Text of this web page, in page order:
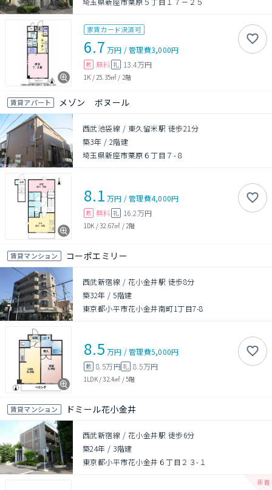
家賃カード決済可
6.7 万円 /管理費3,000円
敷 無料 礼 13.4万円
1K /25.35㎡ / 2階
賃貸アパート メゾン ボヌール
西武池袋線 / 東久留米駅 徒歩21分
築3年 / 2階建
埼玉県新座市栗原６丁目７-８
8.1 万円 /管理費4,000円
敷 無料 礼 16.2万円
1DK /32.67㎡ / 2階
賃貸マンション コーポエミリー
西武新宿線 / 花小金井駅 徒歩8分
築32年 /5階建
東京都小平市花小金井南町1丁目7-8
8.5 万円 /管理費5,000円
敷 8.5万円礼 8.5万円
1LDK/32.4㎡ /5階
賃貸マンション ドミール花小金井
西武新宿線 / 花小金井駅 徒歩6分
築24年 / 3階建
東京都小平市花小金井６丁目２３-１